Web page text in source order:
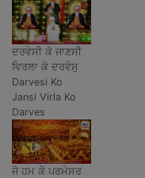
ਦਰਵੇਸੀ ਕੋ ਜਾਣਸੀ
ਵਿਰਲਾ ਕੋ ਦਰਵੇਸੁ
Darvesi Ko
Jansi Virla Ko
Darves
ਜੋ ਹਮ ਕੋ ਪਰਮੇਸਰ